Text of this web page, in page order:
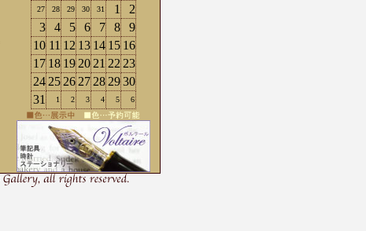
27 28 29 30 31 1
2
3
4 5 6 7 8
9
10 11 12 13 14 15 16
17 18 19 20 21 22 23
24 25 26 27 28 29 30
31
1 2 3 4 5 6